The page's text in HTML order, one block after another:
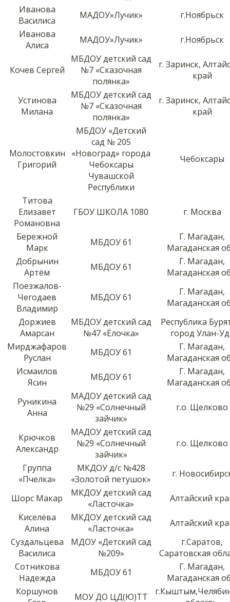
Иванова
Василиса
МАДОУ»Лучик»
г.Ноябрьск
Иванова
Алиса
МАДОУ»Лучик» г.Ноябрьск
Кочев Сергей
МБДОУ детский сад
№7 «Сказочная
полянка»
г. Заринск,
край
Устинова
Милана
МБДОУ детский сад
№7 «Сказочная
полянка»
г. Заринск,
край
Молостовкин
Григорий
МБДОУ «Детский
сад № 205
«Новоград» города
Чебоксары
Чувашской
Республики
Чебоксары
Титова
Елизавет
Романовна
ГБОУ ШКОЛА 1080 г. Москва
Бережной
Марк
МБДОУ 61
Г. Магадан,
Магаданская
Добрынин
Артём
МБДОУ 61
Г. Магадан,
Магаданская
Поезжалов-
Чегодаев
Владимир
МБДОУ 61
Г. Магадан,
Магаданская
Доржиев
Амарсан
МБДОУ детский сад
№47 «Ёлочка»
Республика
город Улан-
Мирджафаров
Руслан
МБДОУ 61
Г. Магадан,
Магаданская
Исмаилов
Ясин
МБДОУ 61
Г. Магадан,
Магаданская
Руникина
Анна
МАДОУ детский сад
№29 «Солнечный
зайчик»
г.о. Щелково
Крючков
Александр
МАДОУ детский сад
№29 «Солнечный
зайчик»
г.о. Щелково
Группа
«Пчелка»
МКДОУ д/с №428
«Золотой петушок»
г.
Шорс Макар
МКДОУ детский сад
«Ласточка»
Алтайский
Киселёва
Алина
МКДОУ детский сад
«Ласточка»
Алтайский
Суздальцева
Василиса
МДОУ «Детский сад
№209»
г.Саратов,
Саратовская
Сотникова
Надежда
МБДОУ 61
Г. Магадан,
Магаданская
Коршунов
МОУ ДО ЦД(Ю)ТТ